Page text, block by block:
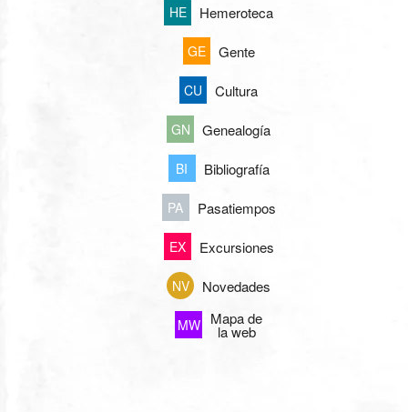
HE Hemeroteca
GE Gente
CU Cultura
GN Genealogía
BI Bibliografía
PA Pasatiempos
EX Excursiones
NV Novedades
MW Mapa de
la web